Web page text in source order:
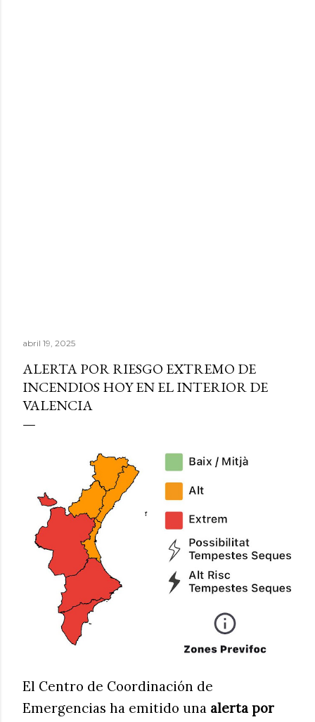
abril 19, 2025
ALERTA POR RIESGO EXTREMO DE
INCENDIOS HOY EN EL INTERIOR DE
VALENCIA
El Centro de Coordinación de
Emergencias ha emitido una alerta por